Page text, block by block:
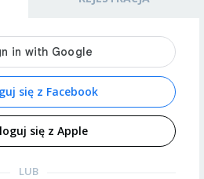
się z Facebook
się z Apple
LUB